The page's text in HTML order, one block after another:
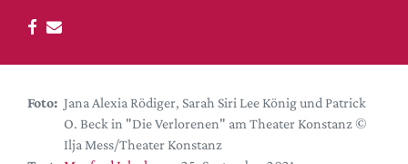
DdB-map
Premierensuche
Festival-Planer
Foto: Jana Alexia Rödiger, Sarah Siri Lee König und Patrick
O. Beck in "Die Verlorenen" am Theater Konstanz ©
Ilja Mess/Theater Konstanz